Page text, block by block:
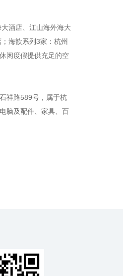
酒店、江山海外海大
海歆系列3家：杭州
闲度假提供充足的空
祥路589号，属于杭
脑及配件、家具、百